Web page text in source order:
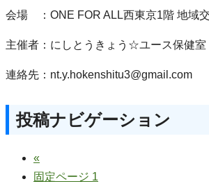
会場 ：ONE FOR ALL西東京1階 地域
主催者：にしとうきょう☆ユース保健室
連絡先：nt.y.hokenshitu3@gmail.com
投稿ナビゲーション
«
固定ページ 1